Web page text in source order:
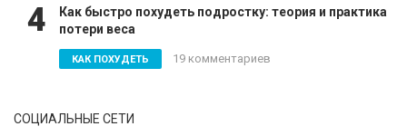
4
Как быстро похудеть подростку: теория и практика
потери веса
КАК ПОХУДЕТЬ 19 комментариев
СОЦИАЛЬНЫЕ СЕТИ